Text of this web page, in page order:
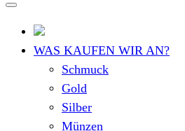
WAS KAUFEN WIR AN?
Schmuck
Gold
Silber
Münzen